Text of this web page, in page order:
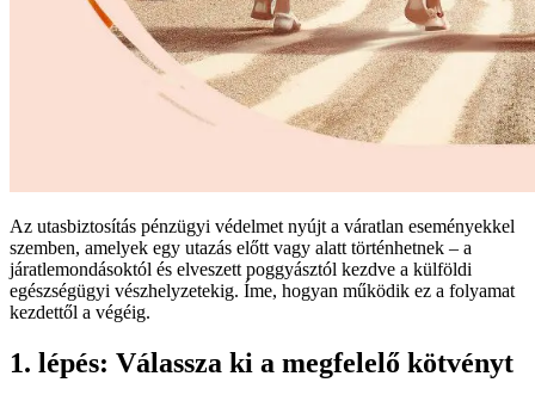
Az utasbiztosítás pénzügyi védelmet nyújt a váratlan eseményekkel
szemben, amelyek egy utazás előtt vagy alatt történhetnek – a
járatlemondásoktól és elveszett poggyásztól kezdve a külföldi
egészségügyi vészhelyzetekig. Íme, hogyan működik ez a folyamat
kezdettől a végéig.
1. lépés: Válassza ki a megfelelő kötvényt